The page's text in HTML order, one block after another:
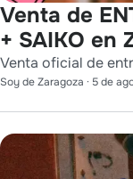
Venta de
+ SAIKO en
Venta oficial de
Soy de Zaragoza · 5 de